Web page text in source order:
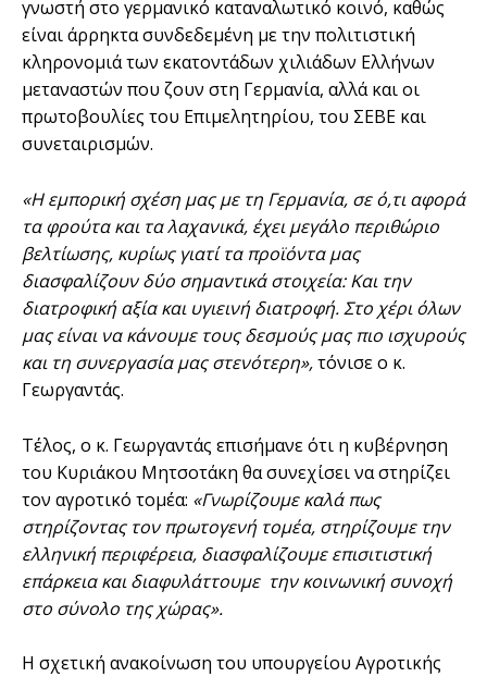
γνωστή στο γερμανικό καταναλωτικό κοινό, καθώς
είναι άρρηκτα συνδεδεμένη με την πολιτιστική
κληρονομιά των εκατοντάδων χιλιάδων Ελλήνων
μεταναστών που ζουν στη Γερμανία, αλλά και οι
πρωτοβουλίες του Επιμελητηρίου, του ΣΕΒΕ και
συνεταιρισμών.
«Η εμπορική σχέση μας με τη Γερμανία, σε ό,τι αφορά
τα φρούτα και τα λαχανικά, έχει μεγάλο περιθώριο
βελτίωσης, κυρίως γιατί τα προϊόντα μας
διασφαλίζουν δύο σημαντικά στοιχεία: Και την
διατροφική αξία και υγιεινή διατροφή. Στο χέρι όλων
μας είναι να κάνουμε τους δεσμούς μας πιο ισχυρούς
και τη συνεργασία μας στενότερη»,τόνισε ο κ.
Γεωργαντάς.
Τέλος, ο κ. Γεωργαντάς επισήμανε ότι η κυβέρνηση
του Κυριάκου Μητσοτάκη θα συνεχίσει να στηρίζει
τον αγροτικό τομέα: «Γνωρίζουμε καλά πως
στηρίζοντας τον πρωτογενή τομέα, στηρίζουμε την
ελληνική περιφέρεια, διασφαλίζουμε επισιτιστική
επάρκεια και διαφυλάττουμε την κοινωνική συνοχή
στο σύνολο της χώρας».
Η σχετική ανακοίνωση του υπουργείου Αγροτικής